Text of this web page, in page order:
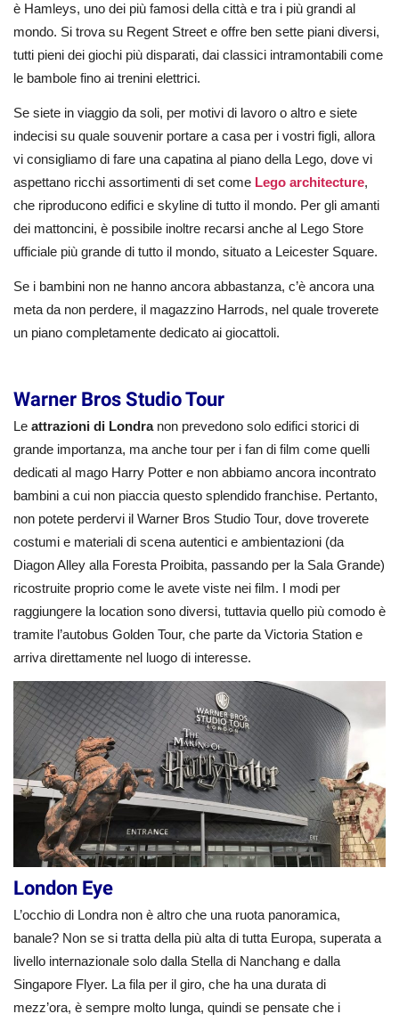
è Hamleys, uno dei più famosi della città e tra i più grandi al
mondo. Si trova su Regent Street e offre ben sette piani diversi,
tutti pieni dei giochi più disparati, dai classici intramontabili come
le bambole fino ai trenini elettrici.
Se siete in viaggio da soli, per motivi di lavoro o altro e siete
indecisi su quale souvenir portare a casa per i vostri figli, allora
vi consigliamo di fare una capatina al piano della Lego, dove vi
aspettano ricchi assortimenti di set come Lego architecture,
che riproducono edifici e skyline di tutto il mondo. Per gli amanti
dei mattoncini, è possibile inoltre recarsi anche al Lego Store
ufficiale più grande di tutto il mondo, situato a Leicester Square.
Se i bambini non ne hanno ancora abbastanza, c’è ancora una
meta da non perdere, il magazzino Harrods, nel quale troverete
un piano completamente dedicato ai giocattoli.
Warner Bros Studio Tour
Le attrazioni di Londranon prevedono solo edifici storici di
grande importanza, ma anche tour per i fan di film come quelli
dedicati al mago Harry Potter e non abbiamo ancora incontrato
bambini a cui non piaccia questo splendido franchise. Pertanto,
non potete perdervi il Warner Bros Studio Tour, dove troverete
costumi e materiali di scena autentici e ambientazioni (da
Diagon Alley alla Foresta Proibita, passando per la Sala Grande)
ricostruite proprio come le avete viste nei film. I modi per
raggiungere la location sono diversi, tuttavia quello più comodo è
tramite l’autobus Golden Tour, che parte da Victoria Station e
arriva direttamente nel luogo di interesse.
London Eye
L’occhio di Londra non è altro che una ruota panoramica,
banale? Non se si tratta della più alta di tutta Europa, superata a
livello internazionale solo dalla Stella di Nanchang e dalla
Singapore Flyer. La fila per il giro, che ha una durata di
mezz’ora, è sempre molto lunga, quindi se pensate che i